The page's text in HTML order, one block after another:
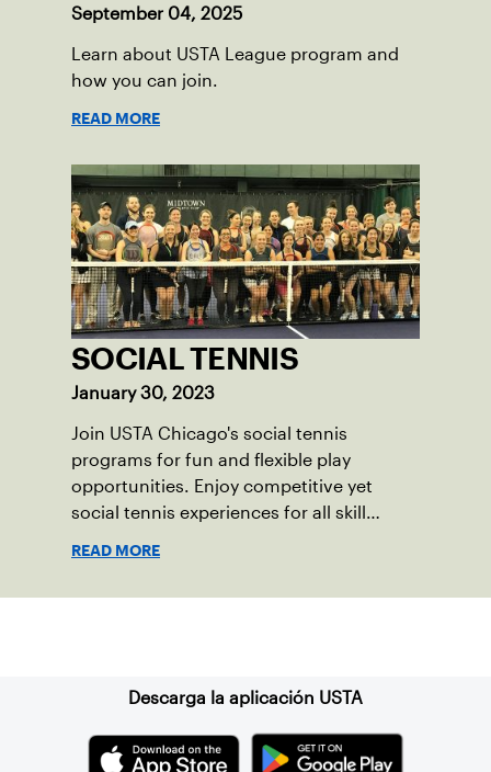
September 04, 2025
Learn about USTA League program and
how you can join.
READ MORE
SOCIAL TENNIS
January 30, 2023
Join USTA Chicago's social tennis
programs for fun and flexible play
opportunities. Enjoy competitive yet
social tennis experiences for all skill
READ MORE
Descarga la aplicación USTA